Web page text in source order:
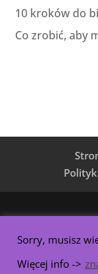
10 kroków do
Co zrobić, aby
Copyright
Sorry, musisz
Więcej info ->